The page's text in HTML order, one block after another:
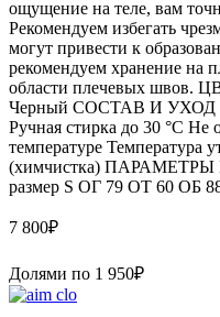
ощущение на теле, вам
Рекомендуем избегать
могут привести к
рекомендуем хранение на
области плечевых швов.
Черный СОСТАВ И УХОД
Ручная стирка до 30 °C Не
температуре Температура
(химчистка) ПАРАМЕТРЫ
размер S ОГ 79 ОТ 60 ОБ
7 800₽
Долями по 1 950₽